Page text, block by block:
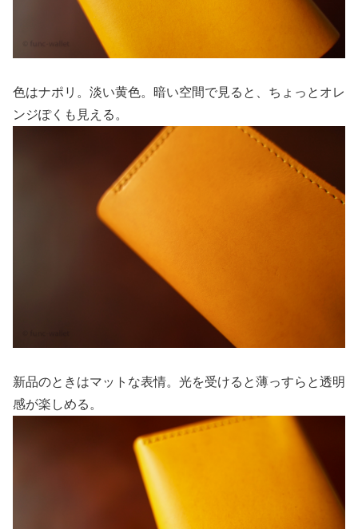
色はナポリ。淡い黄色。暗い空間で見ると、ちょっとオレ
ンジぽくも見える。
新品のときはマットな表情。光を受けると薄っすらと透明
感が楽しめる。